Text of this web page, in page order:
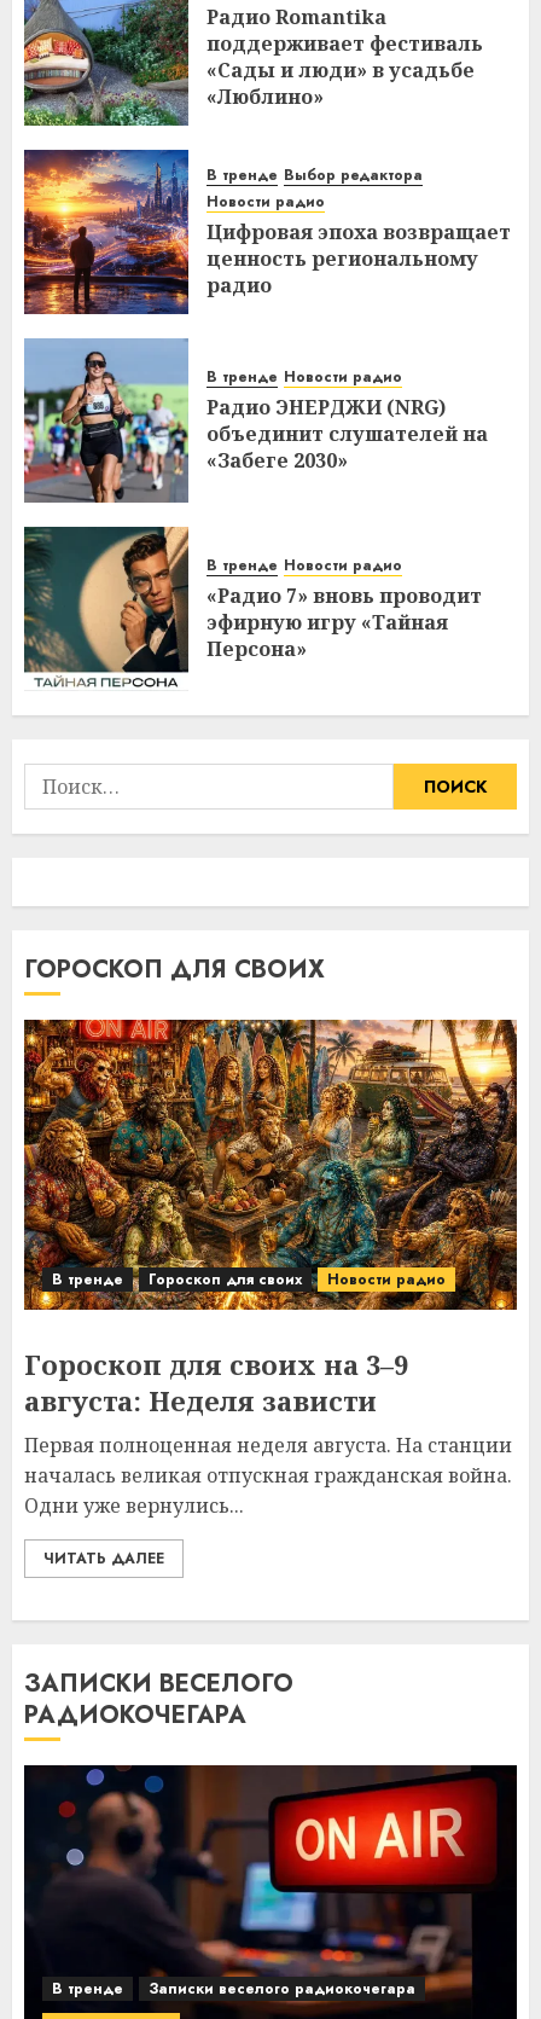
Радио Romantika
поддерживает фестиваль
«Сады и люди» в усадьбе
«Люблино»
В тренде Выбор редактора
Новости радио
Цифровая эпоха возвращает
ценность региональному
радио
В тренде Новости радио
Радио ЭНЕРДЖИ (NRG)
объединит слушателей на
«Забеге 2030»
В тренде Новости радио
«Радио 7» вновь проводит
эфирную игру «Тайная
Персона»
Найти:
ГОРОСКОП ДЛЯ СВОИХ
В тренде Гороскоп для своих Новости радио
Гороскоп для своих на 3–9
августа: Неделя зависти
Первая полноценная неделя августа. На станции
началась великая отпускная гражданская война.
Одни уже вернулись...
ЧИТАТЬ ДАЛЕЕ
ЗАПИСКИ ВЕСЕЛОГО
РАДИОКОЧЕГАРА
В тренде
Записки веселого радиокочегара